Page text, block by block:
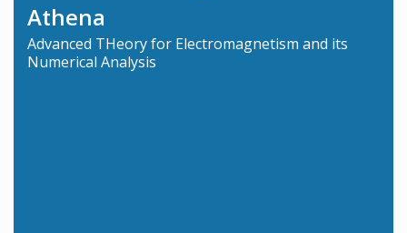
Athena
Advanced THeory for Electromagnetism and its
Numerical Analysis